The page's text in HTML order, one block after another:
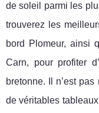
de soleil parmi les
trouverez les
bord Plomeur, ainsi
Carn, pour profiter
bretonne. Il n’est
de véritables